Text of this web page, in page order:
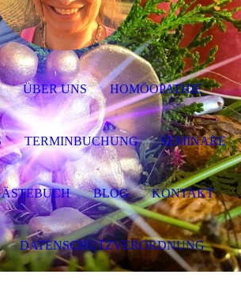
ÜBER UNS HOMÖOPATHIE
TERMINBUCHUNG SEMINARE
BLOG KONTAKT
DATENSCHUTZVERORDNUNG